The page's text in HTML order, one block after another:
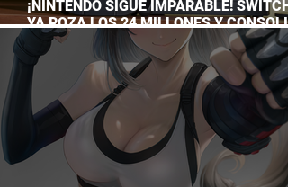
¡NINTENDO SIGUE IMPARABLE! SWITCH
YA ROZA LOS 24 MILLONES Y
EL DOMINIO DE LA GRAN N